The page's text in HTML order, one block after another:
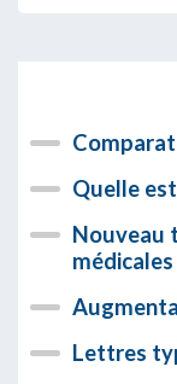
Quelle
Nouveau
médicales
Lettres